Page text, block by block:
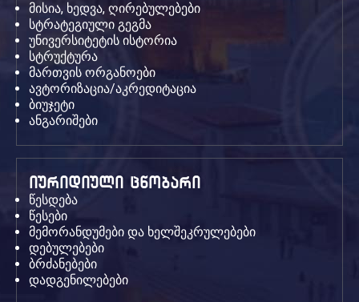
მისია, ხედვა, ღირებულებები
სტრატეგიული გეგმა
უნივერსიტეტის ისტორია
სტრუქტურა
მართვის ორგანოები
ავტორიზაცია/აკრედიტაცია
ბიუჯეტი
ანგარიშები
იურიდიული ცნობარი
წესდება
წესები
მემორანდუმები და ხელშეკრულებები
დებულებები
ბრძანებები
დადგენილებები